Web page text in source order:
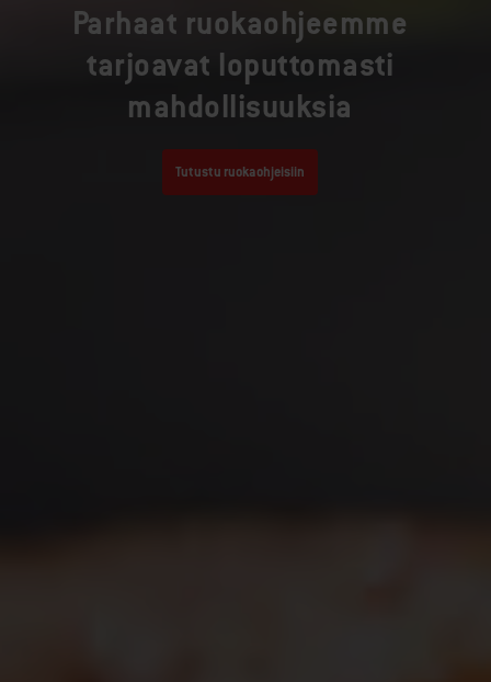
Parhaat ruokaohjeemme
tarjoavat loputtomasti
mahdollisuuksia
Tutustu ruokaohjeisiin